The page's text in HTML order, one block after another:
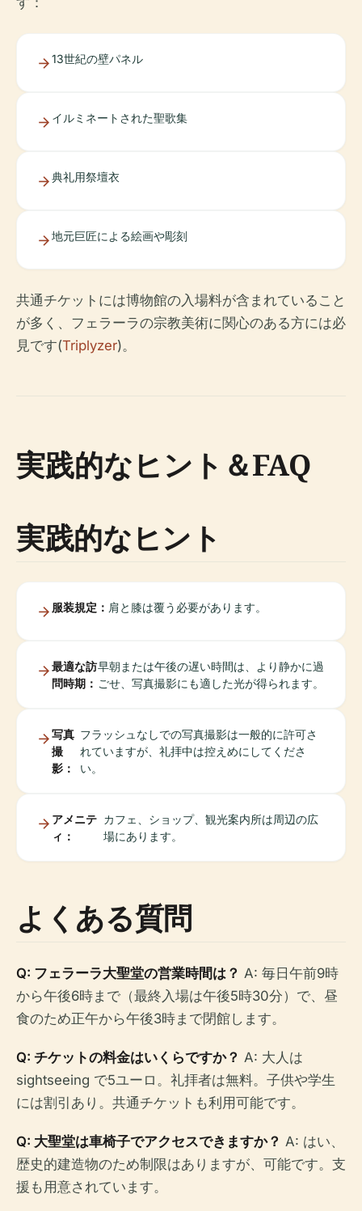
13世紀の壁パネル
イルミネートされた聖歌集
典礼用祭壇衣
地元巨匠による絵画や彫刻
共通チケットには博物館の入場料が含まれていること
が多く、フェラーラの宗教美術に関心のある方には必
見です(Triplyzer)。
実践的なヒント＆FAQ
実践的なヒント
服装規定： 肩と膝は覆う必要があります。
最適な訪
問時期：
早朝または午後の遅い時間は、より静かに過
ごせ、写真撮影にも適した光が得られます。
写真
撮
影：
フラッシュなしでの写真撮影は一般的に許可さ
れていますが、礼拝中は控えめにしてくださ
い。
アメニテ
ィ：
カフェ、ショップ、観光案内所は周辺の広
場にあります。
よくある質問
Q: フェラーラ大聖堂の営業時間は？ A: 毎日午前9時
から午後6時まで（最終入場は午後5時30分）で、昼
食のため正午から午後3時まで閉館します。
Q: チケットの料金はいくらですか？ A: 大人は
sightseeing で5ユーロ。礼拝者は無料。子供や学生
には割引あり。共通チケットも利用可能です。
Q: 大聖堂は車椅子でアクセスできますか？ A: はい、
歴史的建造物のため制限はありますが、可能です。支
援も用意されています。